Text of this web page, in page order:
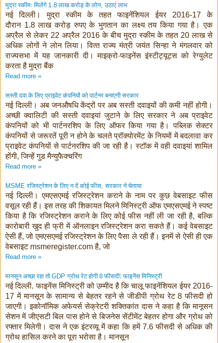
मुद्रा स्‍कीमः मिलेंगे 1.8लाख करोड़ के लोन,उठाएं लाभ
नई दिल्‍ली। मुद्रा स्‍कीम के तहत फाइनेंशियल ईयर 2016-17
के
दौरान 1.8लाख करोड़ रुपए के भुगतान का लक्ष्‍य तय किया गया है। एक
अप्रैल से लेकर 22 अप्रैल 2016 के बीच मुद्रा स्‍कीम के तहत 20 लाख से
अधिक लोगों ने लोन लिया। वित्‍त राज्‍य मंत्री जयंत सिन्‍हा ने मंगलवार को
राज्‍यसभा में यह जानकारी दी। माइक्रो-फाइनेंस इंस्‍टीट्यूट्स को रेग्‍युलेट
करता है मुद्रा बैंक
Read more »
सस्ती दवा के लिए प्राइवेट कंपनियों को पार्टनर बनाएगी सरकार
नई दिल्ली। अब जनऔषधि केंद्रों पर अब सस्ती दवाइयों की कमी नहीं होगी।
अच्छी क्वालिटी की सस्ती दवाइयां जुटाने के लिए सरकार ने अब प्राइवेट
कंपनियों को भी पार्टनरशिप के लिए ऑफर किया गया है। पब्लिक सेक्टर
कंपनियों से जरूरतें पूरी न होने के चलते प्रॉक्योरमेंट के नियमों में बदलावा कर
प्राइवेट कंपनियों से पार्टनरशिप की जा रही है। स्टॉक में वही दवाइयां शामिल
होंगी,जिन्हें गुड मैन्युफैक्चरिंग
Read more »
MSMEरजिस्‍ट्रेशन के लिए न दें कोई फीस,सरकार ने चेताया
नई दिल्‍ली। एमएसएमई रजिस्‍ट्रेशन कराने के नाम पर कुछ वेबसाइट फीस
वसूल रही हैं। इस तरह की शिकायत मिलने मिनिस्‍ट्री ऑफ एमएसएमई ने स्‍पष्‍ट
किया है कि रजिस्‍ट्रेशन कराने के लिए कोई फीस नहीं ली जा रही है,बल्कि
कारोबारी खुद ही फ्री में ऑनलाइन रजिस्‍ट्रेशन करा सकते हैं। कई वेबसाइट
ऐसी हैं,जो एमएसएमई रजिस्‍ट्रेशन के लिए पैसा ले रही हैं। इनमें से ऐसी ही एक
वेबसाइट msmeregister.comहै,जो
Read more »
मानसून अच्‍छा रहा तो GDPग्रोथ रेट होगी 8फीसदी: फाइनेंस मिनिस्‍ट्री
नई दिल्‍ली. फाइनेंस मिनिस्‍ट्री को उम्‍मीद है कि चालू फाइनेंशियल ईयर 2016-
17 में मानसून के सामान्‍य से बेहतर रहने से जीडीपी ग्रोथ रेट8 फीसदी हो
जाएगी। इकोनॉमिक अफेयर्स सेक्रेटरी शक्तिकांत दास ने कहा है कि मानूसन
सेशन में जीएसटी बिल पास होने से बिजनेस सेंटीमेंट बेहतर होगा और ग्रोथ को
रफ्तार मिलेगी। दास ने एक इंटरव्यू में कहा कि हमें 7.6फीसदी से अधिक की
ग्रोथ हासिल करने का पूरा भरोसा है। मानसून